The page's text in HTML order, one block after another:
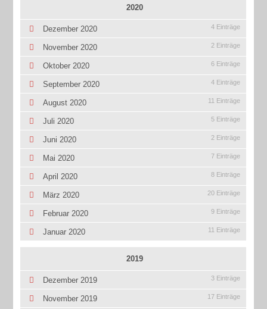
2020
Dezember 2020 4 Einträge
November 2020 2 Einträge
Oktober 2020 6 Einträge
September 2020 4 Einträge
August 2020 11 Einträge
Juli 2020 5 Einträge
Juni 2020 2 Einträge
Mai 2020 7 Einträge
April 2020 8 Einträge
März 2020 20 Einträge
Februar 2020 9 Einträge
Januar 2020 11 Einträge
2019
Dezember 2019 3 Einträge
November 2019 17 Einträge